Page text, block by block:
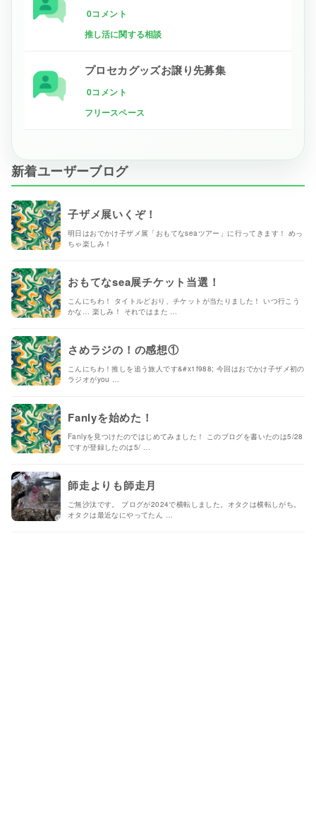
0コメント
推し活に関する相談
プロセカグッズお譲り先募集
0コメント
フリースペース
新着ユーザーブログ
子ザメ展いくぞ！
明日はおでかけ子ザメ展「おもてなseaツアー」に行ってきます！ めっ
ちゃ楽しみ！
おもてなsea展チケット当選！
こんにちわ！ タイトルどおり、チケットが当たりました！ いつ行こう
かな… 楽しみ！ それではまた …
さめラジの！の感想①
こんにちわ！推しを追う旅人です&#x1f988; 今回はおでかけ子ザメ初の
ラジオがyou …
Fanlyを始めた！
Fanlyを見つけたのではじめてみました！ このブログを書いたのは5/28
ですが登録したのは5/ …
師走よりも師走月
ご無沙汰です。 ブログが2024で横転しました。オタクは横転しがち。
オタクは最近なにやってたん …